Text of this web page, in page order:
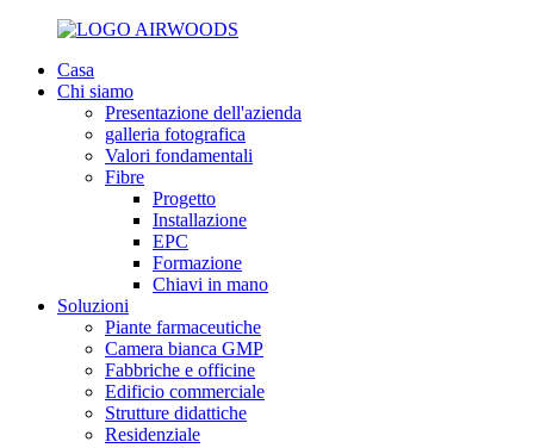
Casa
Chi siamo
Presentazione dell'azienda
galleria fotografica
Valori fondamentali
Fibre
Progetto
Installazione
EPC
Formazione
Chiavi in ​​mano
Soluzioni
Piante farmaceutiche
Camera bianca GMP
Fabbriche e officine
Edificio commerciale
Strutture didattiche
Residenziale